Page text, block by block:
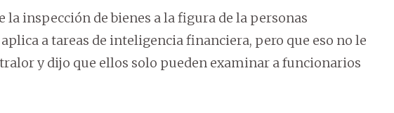
la inspección de bienes a la figura de la personas
a tareas de inteligencia financiera, pero que eso no le
y dijo que ellos solo pueden examinar a funcionarios